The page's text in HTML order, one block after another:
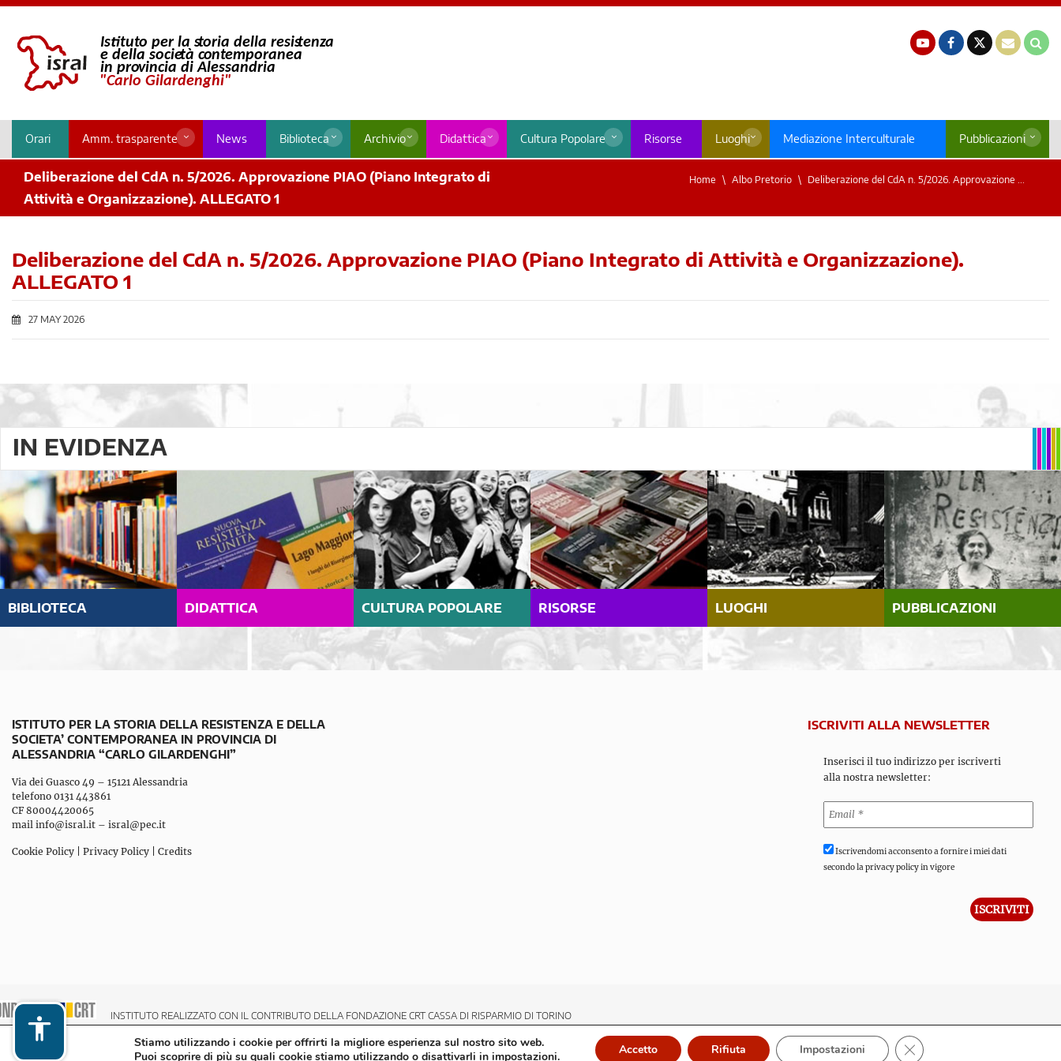
Orari Amm. trasparente News Biblioteca Archivio Didattica Cultura Popolare Risorse Luoghi Mediazione Interculturale Pubblicazioni
Deliberazione del CdA n. 5/2026. Approvazione PIAO (Piano Integrato di
Attività e Organizzazione). ALLEGATO 1
Home Albo Pretorio Deliberazione del CdA n. 5/2026. Approvazione ...
Deliberazione del CdA n. 5/2026. Approvazione PIAO (Piano Integrato di Attività e Organizzazione).
ALLEGATO 1
27 MAY 2026
IN EVIDENZA
BIBLIOTECA DIDATTICA CULTURA POPOLARE RISORSE LUOGHI PUBBLICAZIONI
ISTITUTO PER LA STORIA DELLA RESISTENZA E DELLA
SOCIETA’ CONTEMPORANEA IN PROVINCIA DI
ALESSANDRIA “CARLO GILARDENGHI”
Via dei Guasco 49 – 15121 Alessandria
telefono 0131 443861
CF 80004420065
mail info@isral.it – isral@pec.it
Cookie Policy Privacy Policy Credits
ISCRIVITI ALLA NEWSLETTER
Inserisci il tuo indirizzo per iscriverti
alla nostra newsletter:
Iscrivendomi acconsento a fornire i miei dati
secondo la privacy policy in vigore
INSTITUTO REALIZZATO CON IL CONTRIBUTO DELLA FONDAZIONE CRT CASSA DI RISPARMIO DI TORINO
Stiamo utilizzando i cookie per offrirti la migliore esperienza sul nostro sito web.
Puoi scoprire di più su quali cookie stiamo utilizzando o disattivarli inimpostazioni. Accetto Rifiuta Impostazioni Close GDPR Cookie Banner